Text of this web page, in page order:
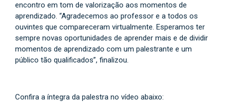
encontro em tom de valorização aos momentos de
aprendizado. “Agradecemos ao professor e a todos os
ouvintes que compareceram virtualmente. Esperamos ter
sempre novas oportunidades de aprender mais e de dividir
momentos de aprendizado com um palestrante e um
público tão qualificados”, finalizou.
Confira a íntegra da palestra no vídeo abaixo: